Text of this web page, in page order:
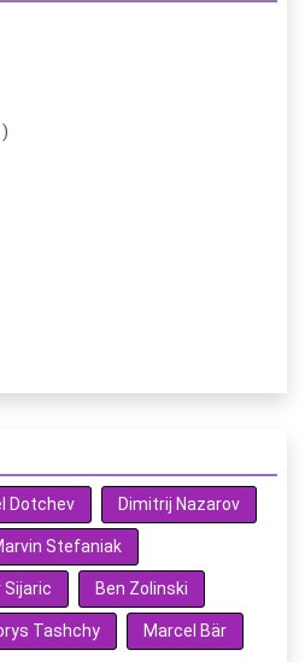
Dotchev Dimitrij Nazarov
Stefaniak
Sijaric Ben Zolinski
Tashchy Marcel Bär